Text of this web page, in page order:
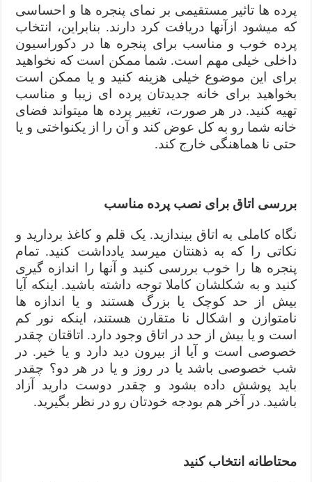
پرده ها تاثیر مستقیمی بر نمای پنجره ها و احساسی
که میشود ازآنها دریافت کرد دارند. بنابراین، انتخاب
پرده خوب و مناسب برای پنجره ها در دکوراسیون
داخلی خیلی مهم است. شما ممکن است که نخواهید
برای این موضوع خیلی هزینه کنید و یا ممکن است
بخواهید برای خانه جدیدتان پرده ای زیبا و مناسب
تهیه کنید. در هر صورت، تغییر پرده ها میتواند فضای
خانه شما رو به کل عوض کند و آن را از یکنواختی و یا
حتی نا هماهنگی خارج کند.
بررسی اتاق برای نصب پرده مناسب
نگاه کاملی به اتاق بیندازید. یک قلم و کاغذ بردارید و
نکاتی را که به ذهنتان میرسد یادداشت کنید. تمام
پنجره ها را خوب بررسی کنید و آنها را اندازه گیری
کنید و به شکلشان کاملا توجه داشته باشید. اینکه آیا
بیش از حد کوچک یا بزرگ هستند و یا اندازه ها
نامتوازن و اشکال نا متقارن هستند، اینکه نور کم
است و یا بیش از حد در اتاق وجود دارد. اتاقتان چقدر
خصوصی است و آیا از بیرون دید دارد و یا خیر. در
شب خصوصی باشد یا در روز و یا در هر دو؟ چقدر
باید پوشش داده بشود و چقدر دوست دارید آزاد
باشید. در آخر هم بودجه خودتان رو در نظر بگیرید.
محتاطانه انتخاب کنید